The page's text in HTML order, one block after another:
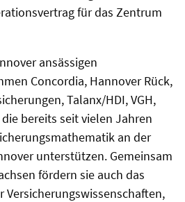
für das Zentrum
ansässigen
Concordia, Hannover Rück,
Talanx/HDI, VGH,
bereits seit vielen Jahren
an der
unterstützen. Gemeinsam
fördern sie auch das